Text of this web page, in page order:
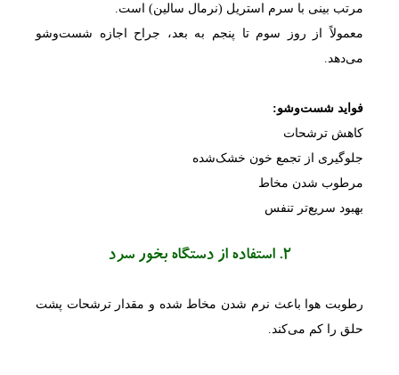
مرتب بینی با سرم استریل (نرمال سالین) است.
معمولاً از روز سوم تا پنجم به بعد، جراح اجازه شست‌وشو
می‌دهد.
فواید شست‌وشو:
کاهش ترشحات
جلوگیری از تجمع خون خشک‌شده
مرطوب شدن مخاط
بهبود سریع‌تر تنفس
2. استفاده از دستگاه بخور سرد
رطوبت هوا باعث نرم شدن مخاط شده و مقدار ترشحات پشت
حلق را کم می‌کند.